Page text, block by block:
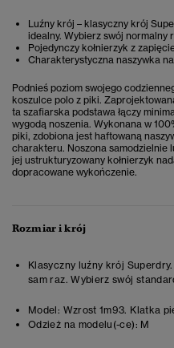
Luźny krój – klasyczny krój
idealny. Wybierz swój normalny
Pojedynczy kołnierzyk z
Charakterystyczna naszywka
Podnieś poziom swojego
koszulce polo z piki.
ta szafiarska podstawa łączy
wygodą noszenia. Wykonana w
piki, zdobiona jest haftowaną
charakteru. Noszona samodzielnie
jej ustrukturyzowany kołnierzyk
dopracowane wykończenie.
Rozmiar i krój
Klasyczny luźny krój
sam raz. Wybierz swój
Model: Wzrost 1m93. Klatka
Odzież na modelu(-ce): M